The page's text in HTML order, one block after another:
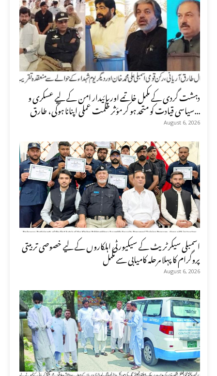
دہشت گردی کے مکمل خاتمے اور پائیدار امن کے لیے عسکری و
سیاسی قیادت کو متحد ہو کر مؤثر حکمت عملی اپنانا ہوگی، طارق...
August 6, 2026
اسمبلی سیکرٹریٹ کے سیکیورٹی اہلکاروں کے لیے خصوصی تربیتی
پروگرام کا پہلا مرحلہ کامیابی سے مکمل
August 6, 2026